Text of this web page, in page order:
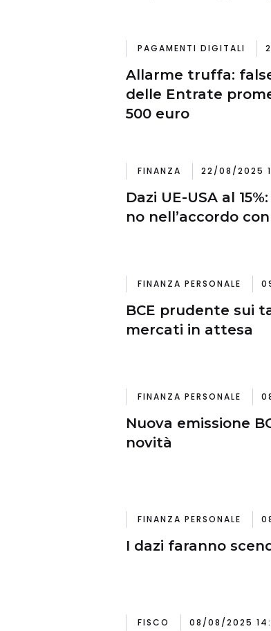
PAGAMENTI DIGITALI
Allarme truffa:
delle Entrate
500 euro
FINANZA 22/08/2025
Dazi UE-USA al
no nell’accordo
FINANZA PERSONALE
BCE prudente sui
mercati in attesa
FINANZA PERSONALE
Nuova emissione
novità
FINANZA PERSONALE
I dazi faranno
FISCO 08/08/2025